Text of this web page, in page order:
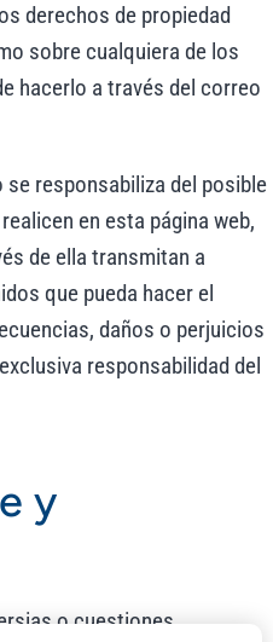
derechos de propiedad
sobre cualquiera de los
hacerlo a través del correo
se responsabiliza del posible
en esta página web,
de ella transmitan a
que pueda hacer el
daños o perjuicios
responsabilidad del
y
o cuestiones